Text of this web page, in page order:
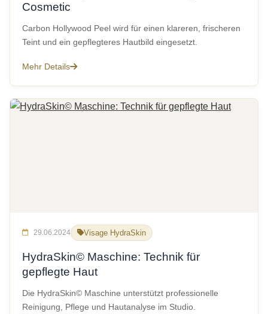
Cosmetic
Carbon Hollywood Peel wird für einen klareren, frischeren
Teint und ein gepflegteres Hautbild eingesetzt.
Mehr Details
29.06.2024 Visage HydraSkin
HydraSkin© Maschine: Technik für
gepflegte Haut
Die HydraSkin© Maschine unterstützt professionelle
Reinigung, Pflege und Hautanalyse im Studio.